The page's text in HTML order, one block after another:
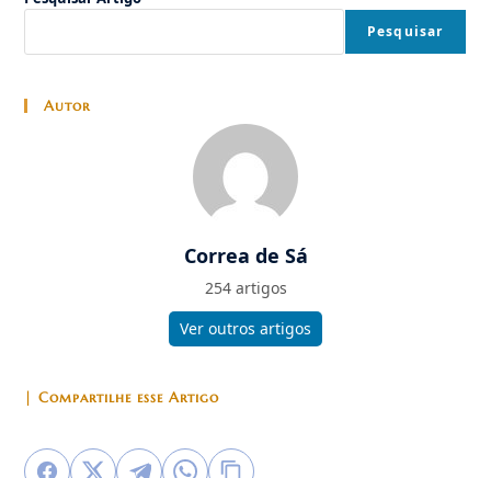
Pesquisar
Autor
Correa de Sá
254 artigos
Ver outros artigos
| Compartilhe esse Artigo